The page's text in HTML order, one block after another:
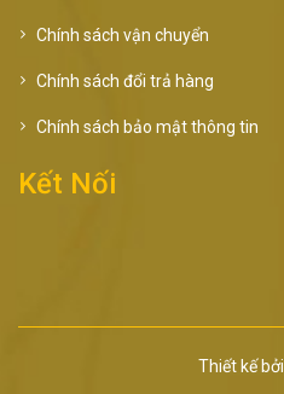
Chính sách vận chuyển
Chính sách đổi trả hàng
Chính sách bảo mật thông tin
Kết Nối
Thiết kế bởi